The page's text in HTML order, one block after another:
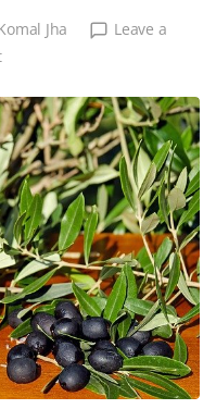
Jha
Leave a
on
की
खेती
एवं
किस्में,
फायदे
तथा
व्यापारिक
लाभ।